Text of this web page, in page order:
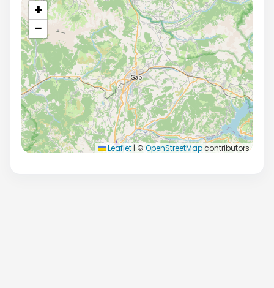
+
−
Leaflet | © OpenStreetMapcontributors